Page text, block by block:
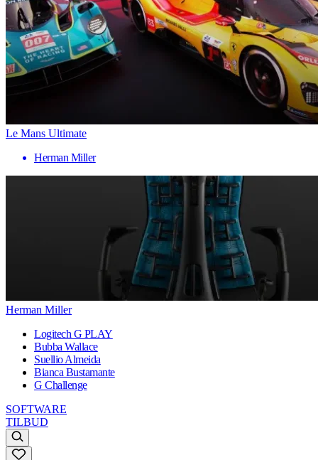
Le Mans Ultimate
Herman Miller
Herman Miller
Logitech G PLAY
Bubba Wallace
Suellio Almeida
Bianca Bustamante
G Challenge
SOFTWARE
TILBUD